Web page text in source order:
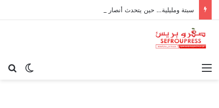
سبتة ومليلية… حين يتحدث أنصار الديمقراطية بلسان الاستعمار
الوضع القائمة